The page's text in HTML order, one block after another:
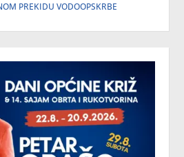
PREKIDU VODOOPSKRBE